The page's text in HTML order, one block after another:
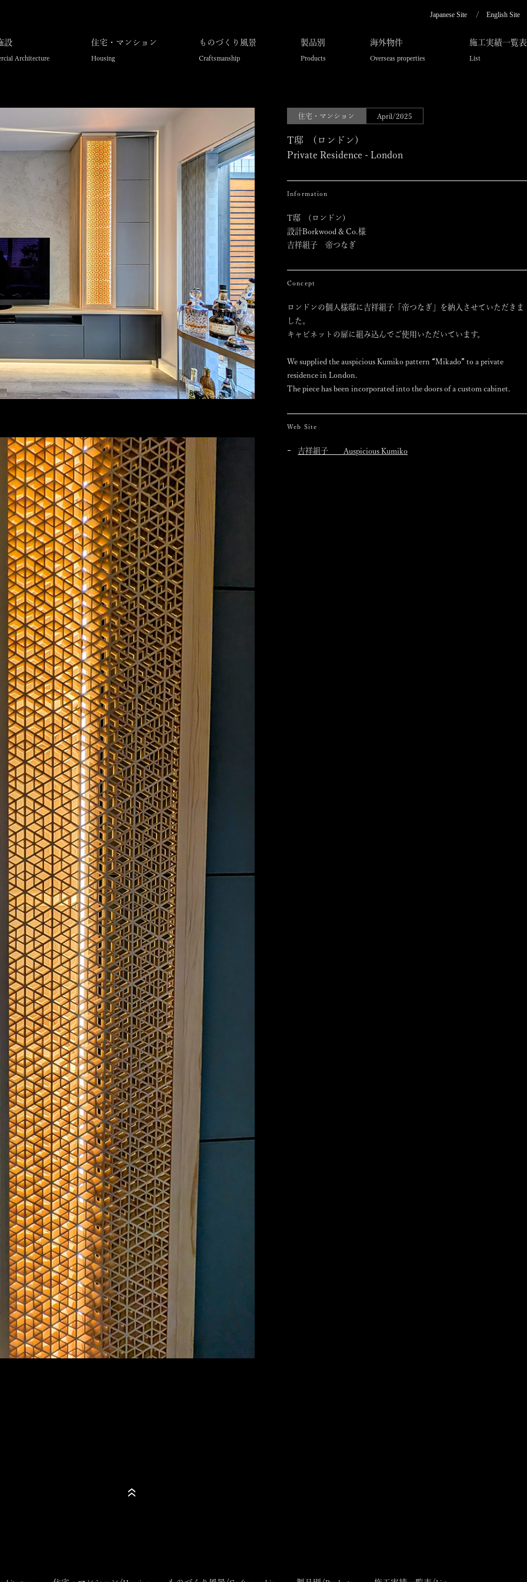
Japanese Site English Site
設
Architecture
住宅・マンション
Housing
ものづくり風景
Craftsmanship
製品別
Products
海外物件
Overseas properties
施工実績一覧表
List
住宅・マンション April/2025
T邸 (ロンドン)
Private Residence - London
Information
T邸 (ロンドン)
設計Borkwood & Co.様
吉祥組子 帝つなぎ
Concept
ロンドンの個人様邸に吉祥組子「帝つなぎ」を納入させていただきま
した。
キャビネットの扉に組み込んでご使用いただいています。
We supplied the auspicious Kumiko pattern “Mikado” to a private
residence in London.
The piece has been incorporated into the doors of a custom cabinet.
Web Site
吉祥組子 Auspicious Kumiko